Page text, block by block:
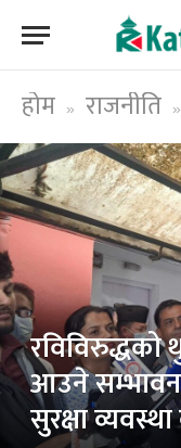
होम » राजनीति »
आउने
सुरक्षा